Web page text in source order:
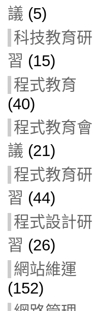
議 (5)
科技教育研
習 (15)
程式教育
(40)
程式教育會
議 (21)
程式教育研
習 (44)
程式設計研
習 (26)
網站維運
(152)